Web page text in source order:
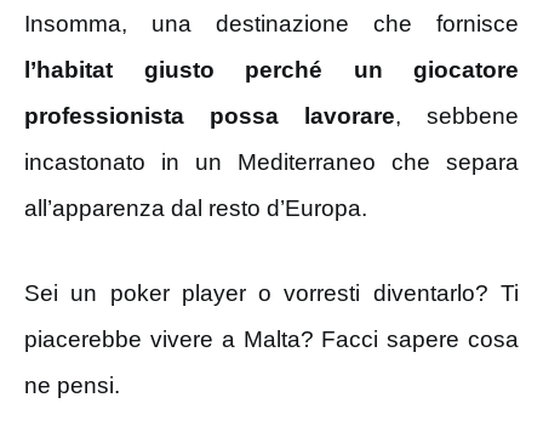
Insomma, una destinazione che fornisce
l’habitat giusto perché un giocatore
professionista possa lavorare, sebbene
incastonato in un Mediterraneo che separa
all’apparenza dal resto d’Europa.
Sei un poker player o vorresti diventarlo? Ti
piacerebbe vivere a Malta? Facci sapere cosa
ne pensi.